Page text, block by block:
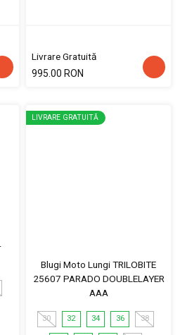
Livrare Gratuită
995.00 RON
LIVRARE GRATUITĂ
Blugi Moto Lungi TRILOBITE
25607 PARADO DOUBLELAYER
AAA
30 32 34 36 38